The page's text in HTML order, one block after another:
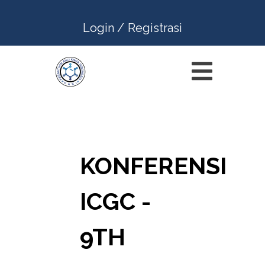
Login / Registrasi
KONFERENSI
ICGC -
9TH